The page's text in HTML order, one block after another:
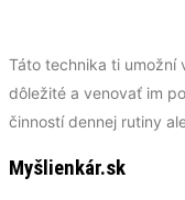
Táto technika ti umožní
dôležité a venovať im
činností dennej rutiny
Myšlienkár.sk